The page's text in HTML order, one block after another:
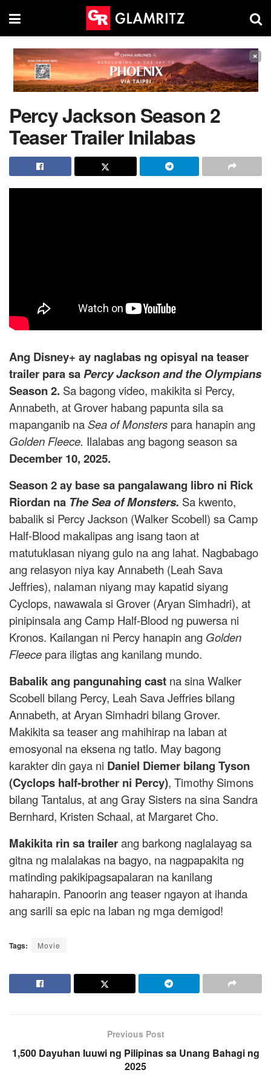
×
Percy Jackson Season 2
Teaser Trailer Inilabas
Ang Disney+ ay naglabas ng opisyal na teaser
trailer para saPercy Jackson and the Olympians
Season 2. Sa bagong video, makikita si Percy,
Annabeth, at Grover habang papunta sila sa
mapanganib naSea of Monsters para hanapin ang
Golden Fleece. Ilalabas ang bagong season sa
December 10, 2025.
Season 2 ay base sa pangalawang libro ni Rick
Riordan na The Sea of Monsters. Sa kwento,
babalik si Percy Jackson (Walker Scobell) sa Camp
Half-Blood makalipas ang isang taon at
matutuklasan niyang gulo na ang lahat. Nagbabago
ang relasyon niya kay Annabeth (Leah Sava
Jeffries), nalaman niyang may kapatid siyang
Cyclops, nawawala si Grover (Aryan Simhadri), at
pinipinsala ang Camp Half-Blood ng puwersa ni
Kronos. Kailangan ni Percy hanapin ang Golden
Fleece para iligtas ang kanilang mundo.
Babalik ang pangunahing cast na sina Walker
Scobell bilang Percy, Leah Sava Jeffries bilang
Annabeth, at Aryan Simhadri bilang Grover.
Makikita sa teaser ang mahihirap na laban at
emosyonal na eksena ng tatlo. May bagong
karakter din gaya ni Daniel Diemer bilang Tyson
(Cyclops half-brother ni Percy), Timothy Simons
bilang Tantalus, at ang Gray Sisters na sina Sandra
Bernhard, Kristen Schaal, at Margaret Cho.
Makikita rin sa trailerang barkong naglalayag sa
gitna ng malalakas na bagyo, na nagpapakita ng
matinding pakikipagsapalaran na kanilang
haharapin. Panoorin ang teaser ngayon at ihanda
ang sarili sa epic na laban ng mga demigod!
Tags: Movie
Previous Post
1,500 Dayuhan Iuuwi ng Pilipinas sa Unang Bahagi ng
2025